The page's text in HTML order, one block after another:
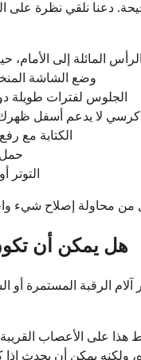
دعنا نلقي نظرة
المائلة إلى
وضع الشاشة
الجلوس لفترات طويلة
كرسي لا يدعم أسفل ظهرك
الكتابة مع
حمل
هل يمكن أن
آلام الرقبة
على الأعصاب القريبة